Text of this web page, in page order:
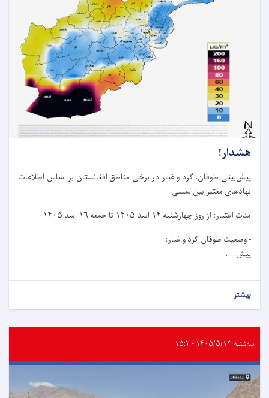
هشدار!
پیش‌بینی طوفان، گرد و غبار در برخی مناطق افغانستان بر اساس اطلاعات
نهادهای معتبر بین‌المللی
مدت اعتبار: از روز چهار‌شنبه ۱۴ اسد ۱۴۰۵ تا جمعه ۱۶ اسد ۱۴۰۵
- وضعیت طوفان گرد و غبار:
پیش. . .
بیشتر
سه‌شنبه ۱۴۰۵/۵/۱۳ - ۱۵:۲